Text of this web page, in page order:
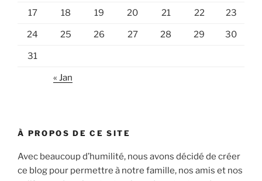
17 18 19 20 21 22 23
24 25 26 27 28 29 30
31
« Jan
À PROPOS DE CE SITE
Avec beaucoup d’humilité, nous avons décidé de créer
ce blog pour permettre à notre famille, nos amis et nos